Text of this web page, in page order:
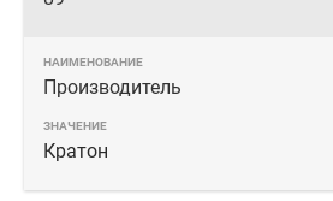
Производитель
Кратон